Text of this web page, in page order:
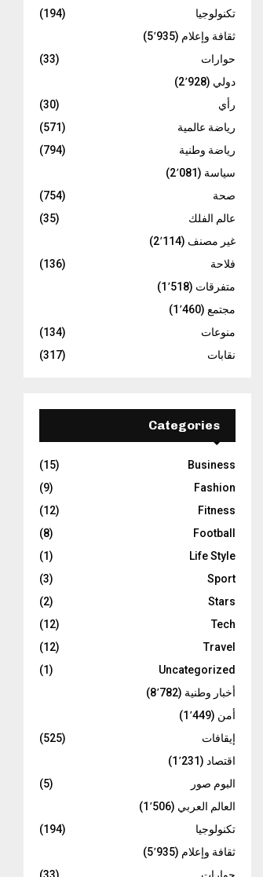
تكنولوجيا
(194)
ثقافة وإعلام (5٬935)
حوارات
(33)
دولي (2٬928)
رأي
(30)
رياضة عالمية
(571)
رياضة وطنية
(794)
سياسة (2٬081)
صحة
(754)
عالم الفلك
(35)
غير مصنف (2٬114)
فلاحة
(136)
متفرقات (1٬518)
مجتمع (1٬460)
منوعات
(134)
نقابات
(317)
Categories
Business
(15)
Fashion
(9)
Fitness
(12)
Football
(8)
Life Style
(1)
Sport
(3)
Stars
(2)
Tech
(12)
Travel
(12)
Uncategorized
(1)
أخبار وطنية (8٬782)
أمن (1٬449)
إيقافات
(525)
اقتصاد (1٬231)
البوم صور
(5)
العالم العربي (1٬506)
تكنولوجيا
(194)
ثقافة وإعلام (5٬935)